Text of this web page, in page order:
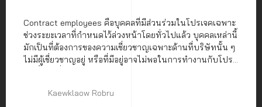
Contract employees คือบุคคลที่มีส่วนร่วมในโปรเจคเฉพาะ
ช่วงระยะเวลาที่กำหนดไว้ล่วงหน้าโดยทั่วไปแล้ว บุคคลเหล่านี้
มักเป็นที่ต้องการของความเชี่ยวชาญเฉพาะด้านที่บริษัทนั้น ๆ
ไม่มีผู้เชี่ยวชาญอยู่ หรือที่มีอยู่อาจไม่พอในการทำงานกับโปร
Kaewklaow Robru